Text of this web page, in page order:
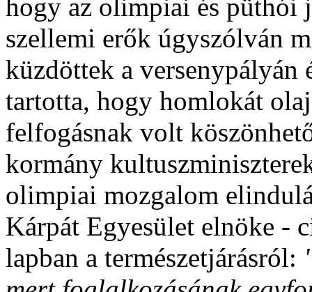
hogy az olimpiai és püthói
szellemi erők úgyszólván
küzdöttek a versenypályán
tartotta, hogy homlokát
felfogásnak volt
kormány
olimpiai mozgalom
Kárpát Egyesület elnöke -
lapban a természetjárásról: